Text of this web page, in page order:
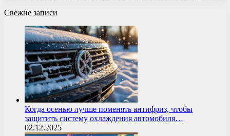
Свежие записи
Когда осенью лучше поменять антифриз, чтобы
защитить систему охлаждения автомобиля…
02.12.2025